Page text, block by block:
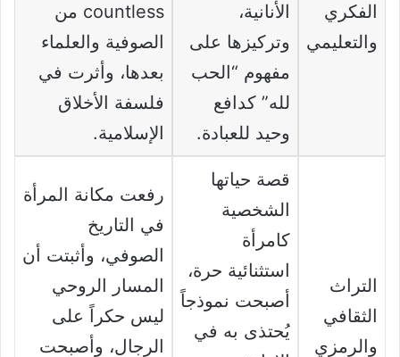
الفكري
والتعليمي
الأنانية،
وتركيزها على
مفهوم “الحب
لله” كدافع
وحيد للعبادة.
countless من
الصوفية والعلماء
بعدها، وأثرت في
فلسفة الأخلاق
الإسلامية.
التراث
الثقافي
والرمزي
قصة حياتها
الشخصية
كامرأة
استثنائية حرة،
أصبحت نموذجاً
يُحتذى به في
رفعت مكانة المرأة
في التاريخ
الصوفي، وأثبتت أن
المسار الروحي
ليس حكراً على
الرجال، وأصبحت